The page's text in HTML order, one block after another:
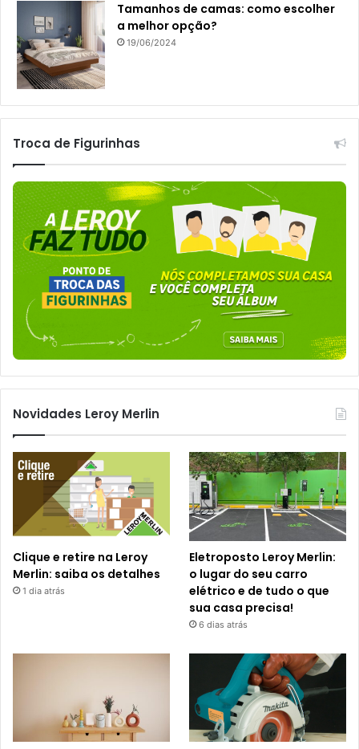
Tamanhos de camas: como escolher
a melhor opção?
19/06/2024
Troca de Figurinhas
Novidades Leroy Merlin
Clique e retire na Leroy
Merlin: saiba os detalhes
1 dia atrás
Eletroposto Leroy Merlin:
o lugar do seu carro
elétrico e de tudo o que
sua casa precisa!
6 dias atrás